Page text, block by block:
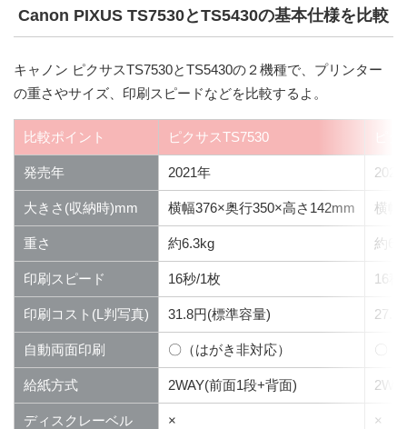
Canon PIXUS TS7530とTS5430の基本仕様を比較
キャノン ピクサスTS7530とTS5430の２機種で、プリンター
の重さやサイズ、印刷スピードなどを比較するよ。
比較ポイント ピクサスTS7530
発売年 2021年 2021
大きさ(収納時)mm 横幅376×奥行350×高さ142mm 横幅
重さ 約6.3kg 約
印刷スピード 16秒/1枚 16秒
印刷コスト(L判写真) 31.8円(標準容量) 27.8
自動両面印刷 〇（はがき非対応） 〇（
給紙方式 2WAY(前面1段+背面)
ディスクレーベル × ×